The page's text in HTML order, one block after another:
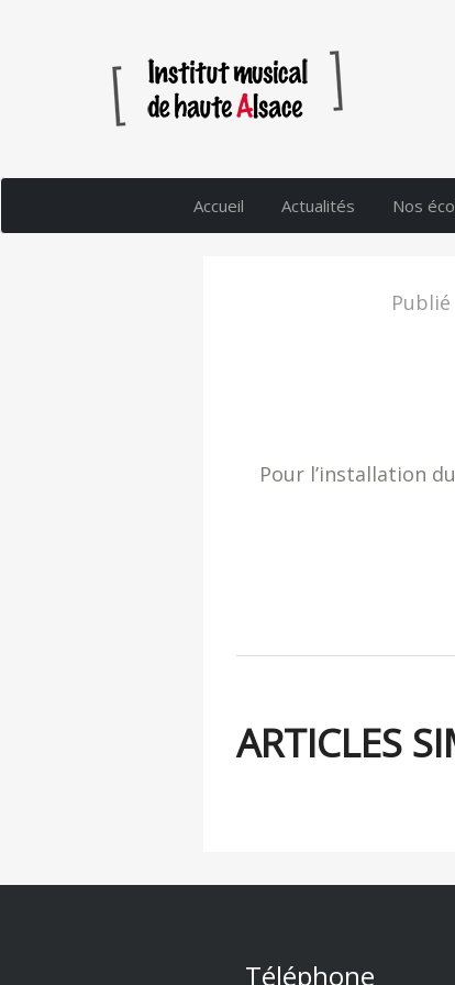
Accueil Actualités Nos
Publié
Pour l’installation
ARTICLES
Téléphone